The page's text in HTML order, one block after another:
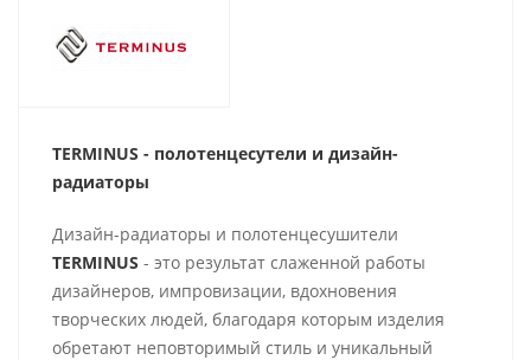
TERMINUS - полотенцесутели и дизайн-
радиаторы
Дизайн-радиаторы и полотенцесушители
TERMINUS - это результат слаженной работы
дизайнеров, импровизации, вдохновения
творческих людей, благодаря которым изделия
обретают неповторимый стиль и уникальный